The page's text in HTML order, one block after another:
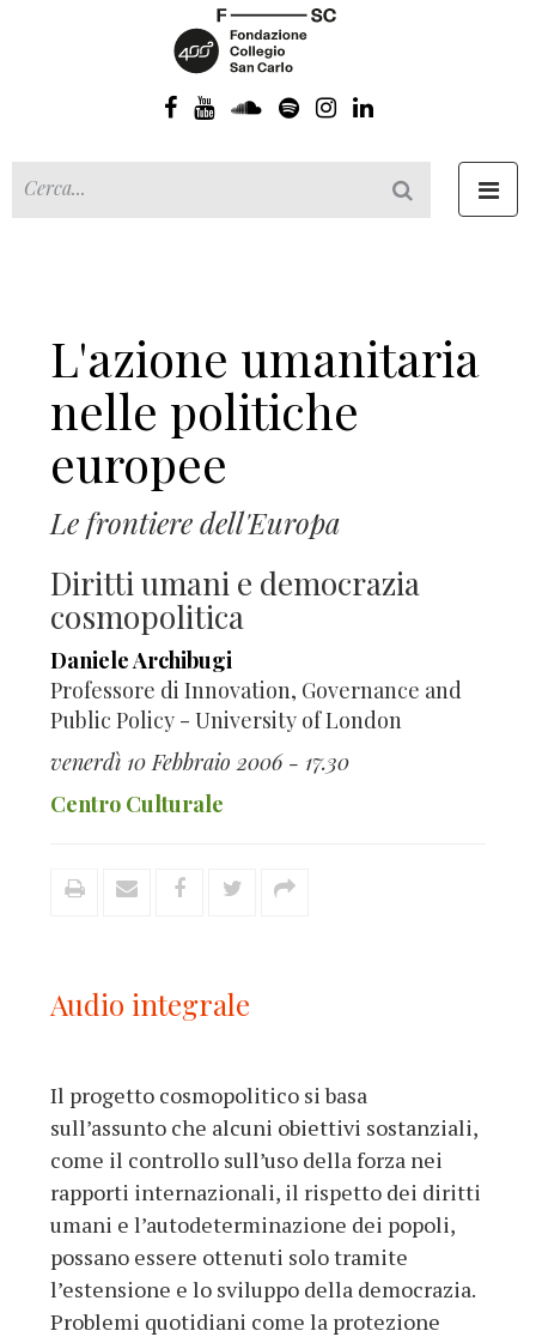
L'azione umanitaria
nelle politiche
europee
Le frontiere dell'Europa
Diritti umani e democrazia
cosmopolitica
Daniele Archibugi
Professore di Innovation, Governance and
Public Policy - University of London
venerdì 10 Febbraio 2006 - 17.30
Centro Culturale
Audio integrale
Il progetto cosmopolitico si basa
sull’assunto che alcuni obiettivi sostanziali,
come il controllo sull’uso della forza nei
rapporti internazionali, il rispetto dei diritti
umani e l’autodeterminazione dei popoli,
possano essere ottenuti solo tramite
l’estensione e lo sviluppo della democrazia.
Problemi quotidiani come la protezione